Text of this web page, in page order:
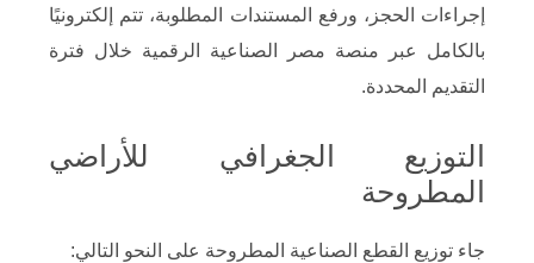
إجراءات الحجز، ورفع المستندات المطلوبة، تتم إلكترونيًا
بالكامل عبر منصة مصر الصناعية الرقمية خلال فترة
التقديم المحددة.
التوزيع الجغرافي للأراضي
المطروحة
جاء توزيع القطع الصناعية المطروحة على النحو التالي: